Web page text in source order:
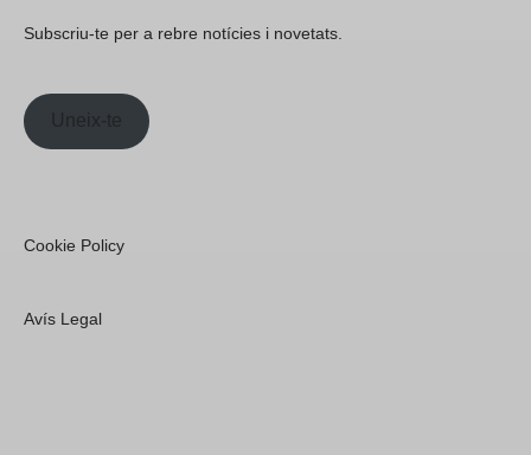
Subscriu-te per a rebre notícies i novetats.
Uneix-te
Cookie Policy
Avís Legal